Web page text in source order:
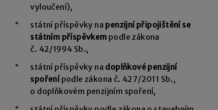
vyloučení),
státní příspěvky na penzijní připojištění se
státním příspěvkem podle zákona
č. 42/1994 Sb.,
státní příspěvky na doplňkové penzijní
spořenípodle zákona č. 427/2011 Sb.,
o doplňkovém penzijním spoření,